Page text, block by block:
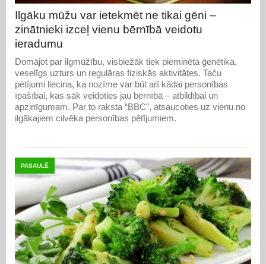
Ilgāku mūžu var ietekmēt ne tikai gēni –
zinātnieki izceļ vienu bērnībā veidotu
ieradumu
Domājot par ilgmūžību, visbiežāk tiek pieminēta ģenētika,
veselīgs uzturs un regulāras fiziskās aktivitātes. Taču
pētījumi liecina, ka nozīme var būt arī kādai personības
īpašībai, kas sāk veidoties jau bērnībā – atbildībai un
apzinīgumam. Par to raksta “BBC”, atsaucoties uz vienu no
ilgākajiem cilvēka personības pētījumiem.
PASAULĒ